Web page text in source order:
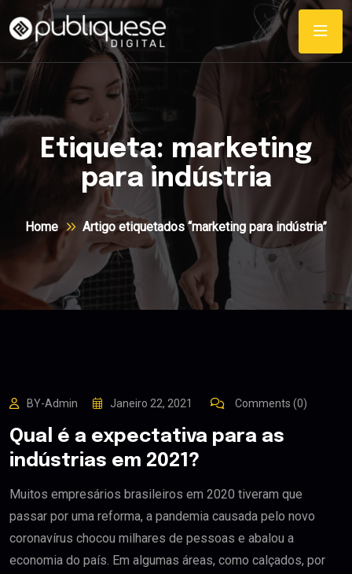
Etiqueta: marketing
para indústria
Home Artigo etiquetados “marketing para indústria”
BY-Admin Janeiro 22, 2021 Comments (0)
Qual é a expectativa para as
indústrias em 2021?
Muitos empresários brasileiros em 2020 tiveram que
passar por uma reforma, a pandemia causada pelo novo
coronavírus chocou milhares de pessoas e abalou a
economia do país. Em algumas áreas, como calçados, por